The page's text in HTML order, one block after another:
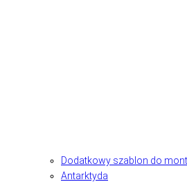
Dodatkowy szablon do
Antarktyda